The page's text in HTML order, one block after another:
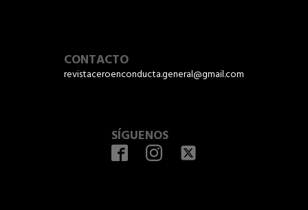
CONTACTO
revistaceroenconducta.general@gmail.com
SÍGUENOS